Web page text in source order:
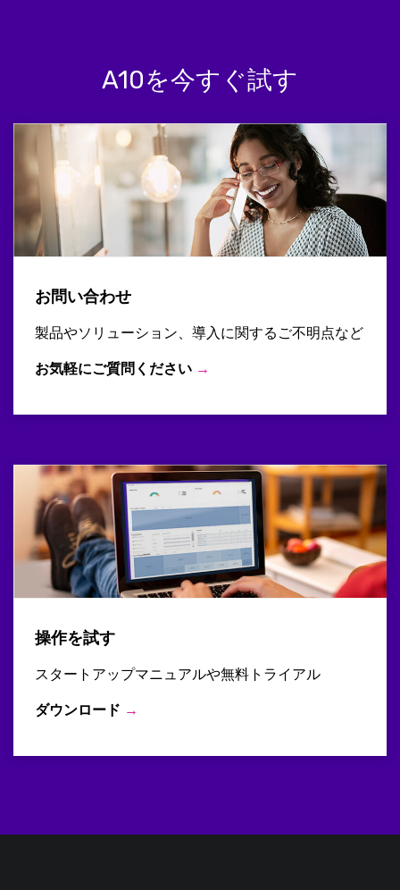
A10を今すぐ試す
お問い合わせ
製品やソリューション、導入に関するご不明点など
お気軽にご質問ください →
操作を試す
スタートアップマニュアルや無料トライアル
ダウンロード →